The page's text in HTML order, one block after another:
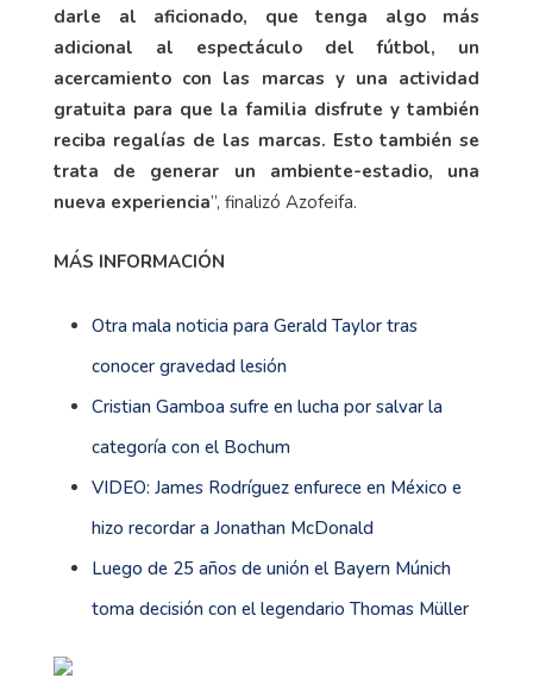
darle al aficionado, que tenga algo más
adicional al espectáculo del fútbol, un
acercamiento con las marcas y una actividad
gratuita para que la familia disfrute y también
reciba regalías de las marcas. Esto también se
trata de generar un ambiente-estadio, una
nueva experiencia”, finalizó Azofeifa.
MÁS INFORMACIÓN
Otra mala noticia para Gerald Taylor tras
conocer gravedad lesión
Cristian Gamboa sufre en lucha por salvar la
categoría con el Bochum
VIDEO: James Rodríguez enfurece en México e
hizo recordar a Jonathan McDonald
Luego de 25 años de unión el Bayern Múnich
toma decisión con el legendario Thomas Müller